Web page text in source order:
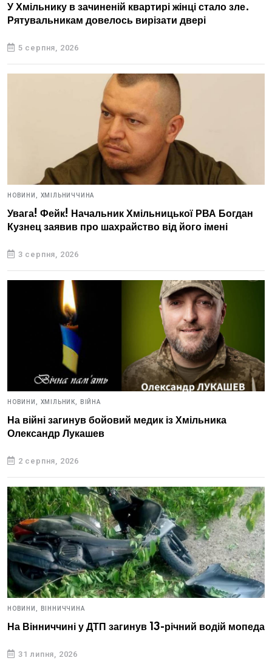
У Хмільнику в зачиненій квартирі жінці стало зле.
Рятувальникам довелось вирізати двері
5 серпня, 2026
НОВИНИ, ХМІЛЬНИЧЧИНА
Увага! Фейк! Начальник Хмільницької РВА Богдан
Кузнец заявив про шахрайство від його імені
3 серпня, 2026
НОВИНИ, ХМІЛЬНИК, ВІЙНА
На війні загинув бойовий медик із Хмільника
Олександр Лукашев
2 серпня, 2026
НОВИНИ, ВІННИЧЧИНА
На Вінниччині у ДТП загинув 13-річний водій мопеда
31 липня, 2026